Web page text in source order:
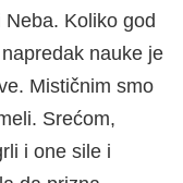
Koliko god
nauke je
Mističnim smo
Srećom,
i one sile i